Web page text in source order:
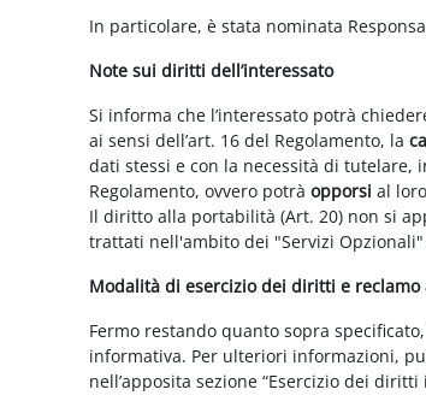
In particolare, è stata nominata
Note sui diritti dell’interessato
Si informa che l’interessato potrà
ai sensi dell’art. 16 del Regolamento, la
dati stessi e con la necessità di tutelare,
Regolamento, ovvero potràopporsi al
Il diritto alla portabilità (Art. 20) non si
trattati nell'ambito dei "Servizi
Modalità di esercizio dei diritti e reclamo
Fermo restando quanto sopra
informativa. Per ulteriori informazioni,
nell’apposita sezione “Esercizio dei